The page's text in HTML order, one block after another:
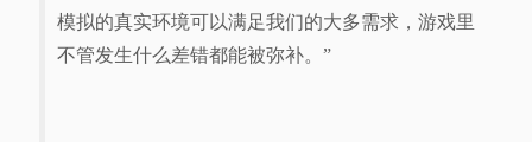
模拟的真实环境可以满足我们的大多需求，游戏里
不管发生什么差错都能被弥补。”